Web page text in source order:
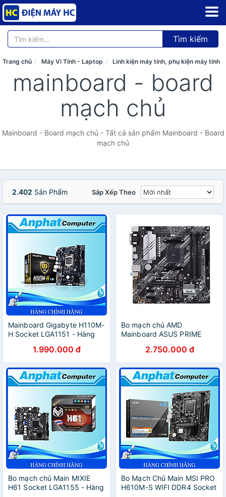
Tìm kiếm
Trang chủ Máy Vi Tính - Laptop Linh kiện máy tính, phụ kiện máy tính
mainboard - board
mạch chủ
Mainboard - Board mạch chủ - Tất cả sản phẩm Mainboard - Board
mạch chủ
2.402 Sản Phẩm Sắp Xếp Theo
Mainboard Gigabyte H110M-
H Socket LGA1151 - Hàng
1.990.000 đ
Bo mạch chủ AMD
Mainboard ASUS PRIME
2.750.000 đ
Bo mạch chủ Main MIXIE
H61 Socket LGA1155 - Hàng
Bo Mạch Chủ Main MSI PRO
H610M-S WIFI DDR4 Socket